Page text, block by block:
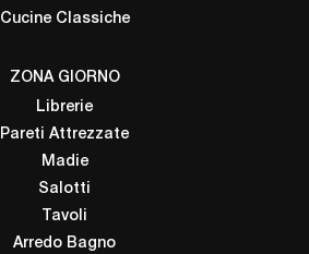
Cucine Classiche
ZONA GIORNO
Librerie
Pareti Attrezzate
Madie
Salotti
Tavoli
Arredo Bagno